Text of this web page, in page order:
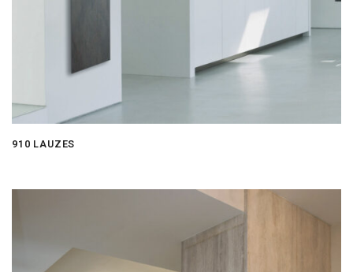
910 LAUZES